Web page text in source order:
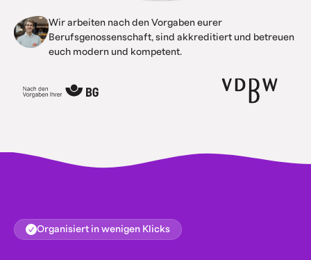
Wir arbeiten nach den Vorgaben eurer
Berufsgenossenschaft, sind akkreditiert und betreuen
euch modern und kompetent.
Organisiert in wenigen Klicks